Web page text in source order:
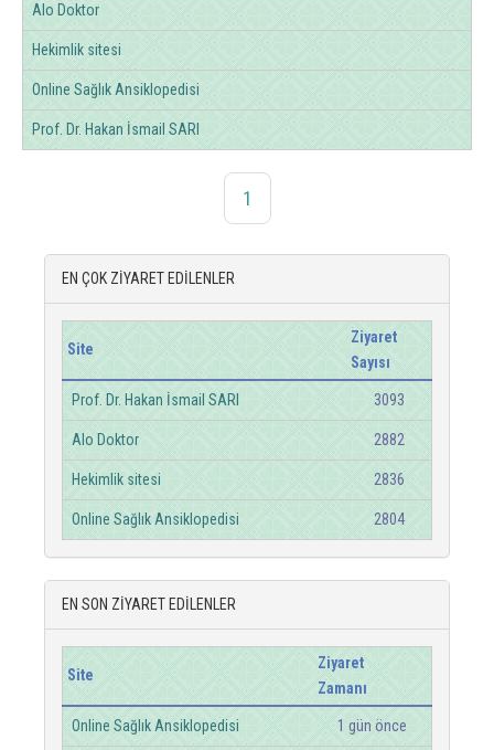
Alo Doktor
Hekimlik sitesi
Online Sağlık Ansiklopedisi
Prof. Dr. Hakan İsmail SARI
1
EN ÇOK ZİYARET EDİLENLER
Site
Ziyaret
Sayısı
Prof. Dr. Hakan İsmail SARI 3093
Alo Doktor 2882
Hekimlik sitesi 2836
Online Sağlık Ansiklopedisi 2804
EN SON ZİYARET EDİLENLER
Site
Ziyaret
Zamanı
Online Sağlık Ansiklopedisi 1 gün önce